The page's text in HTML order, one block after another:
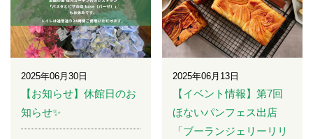
2025年06月30日
【お知らせ】休館日のお
知らせ✨
2025年06月13日
【イベント情報】第7回
ほないパンフェス出店
「ブーランジェリーリリ